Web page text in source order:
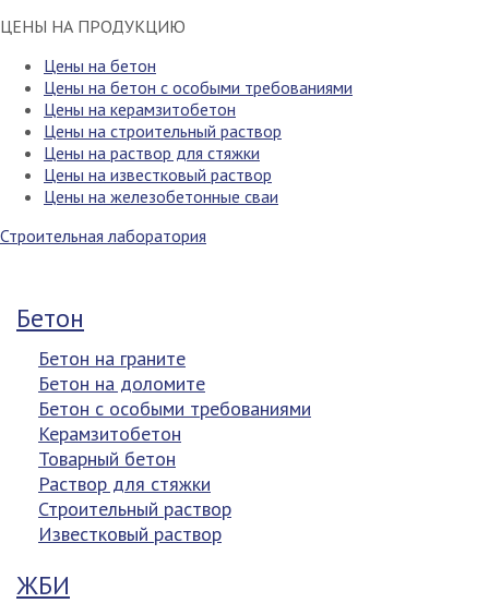
ЦЕНЫ НА ПРОДУКЦИЮ
Цены на бетон
Цены на бетон с особыми требованиями
Цены на керамзитобетон
Цены на строительный раствор
Цены на раствор для стяжки
Цены на известковый раствор
Цены на железобетонные сваи
Строительная лаборатория
Бетон
Бетон на граните
Бетон на доломите
Бетон с особыми требованиями
Керамзитобетон
Товарный бетон
Раствор для стяжки
Строительный раствор
Известковый раствор
ЖБИ